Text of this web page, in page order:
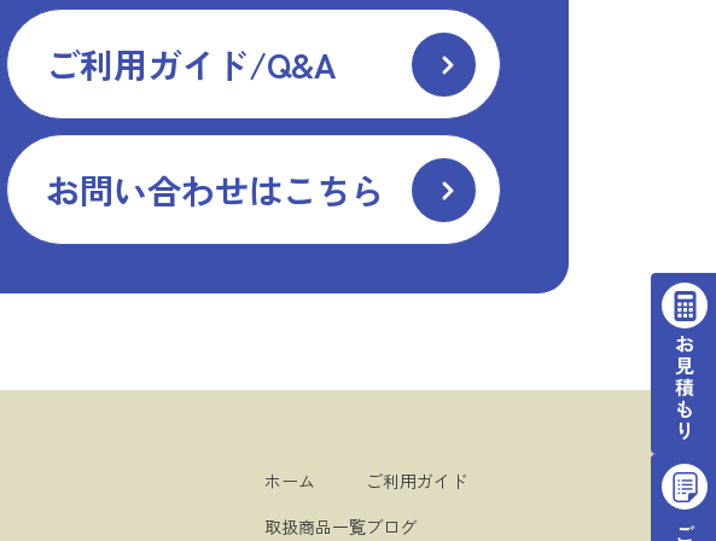
ご利用ガイド/Q&A
お問い合わせはこちら
ホーム
取扱商品一覧
ご利用ガイド
ブログ